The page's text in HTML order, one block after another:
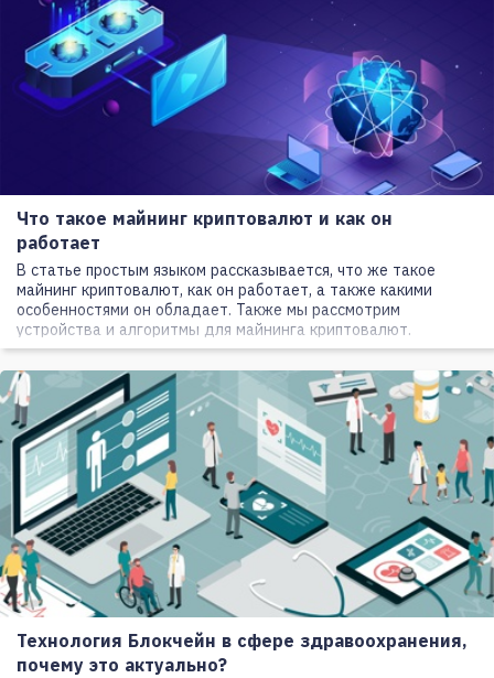
Что такое майнинг криптовалют и как он
работает
В статье простым языком рассказывается, что же такое
майнинг криптовалют, как он работает, а также какими
особенностями он обладает. Также мы рассмотрим
устройства и алгоритмы для майнинга криптовалют.
Технология Блокчейн в сфере здравоохранения,
почему это актуально?